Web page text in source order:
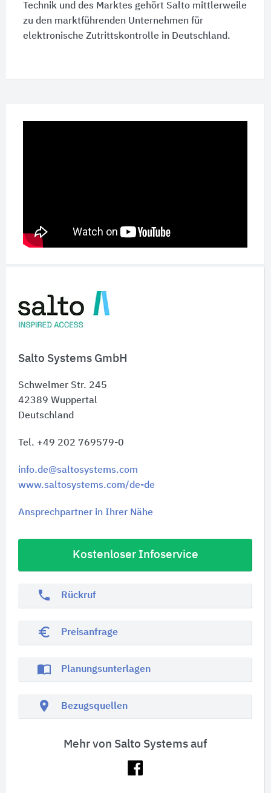
Salto Systems GmbH
Schwelmer Str. 245
42389 Wuppertal
Deutschland
Tel. +49 202 769579-0
info.de@saltosystems.com
www.saltosystems.com/de-de
Ansprechpartner in Ihrer Nähe
Kostenloser Infoservice
phone Rückruf
euro_symbol Preisanfrage
import_contacts Planungsunterlagen
location_on Bezugsquellen
Mehr von Salto Systems auf
Technik und des Marktes gehört Salto mittlerweile
zu den marktführenden Unternehmen für
elektronische Zutrittskontrolle in Deutschland.
Schnelleinstiege